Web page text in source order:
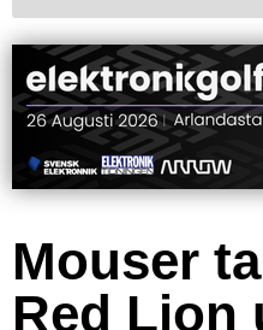
Mouser
Red Lion